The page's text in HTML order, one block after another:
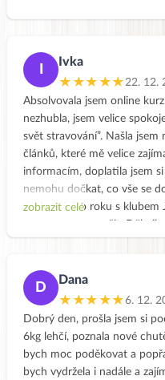
Ivka
★★★★★22. 12.
Absolvovala jsem online
nezhubla, jsem velice
svět stravování”. Našla
článků, které mě velice
informacím, doplatila jsem
nemohu dočkat, co vše se
následujícího roku s klubem
zobrazit celé
D
Dana
★★★★★6. 12.
Dobrý den, prošla jsem si
6kg lehčí, poznala nové
bych moc poděkovat a
bych vydržela i nadále a